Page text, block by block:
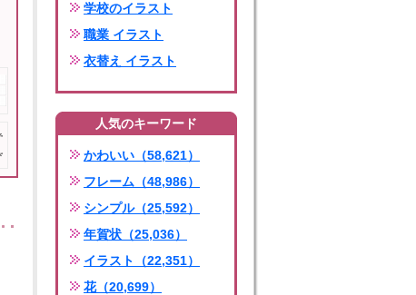
学校のイラスト
職業 イラスト
衣替え イラスト
人気のキーワード
かわいい（58,621）
フレーム（48,986）
シンプル（25,592）
年賀状（25,036）
イラスト（22,351）
花（20,699）